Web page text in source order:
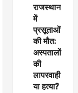
राजस्थान
में
प्रसूताओं
की मौत:
अस्पतालों
की
लापरवाही
या हत्या?